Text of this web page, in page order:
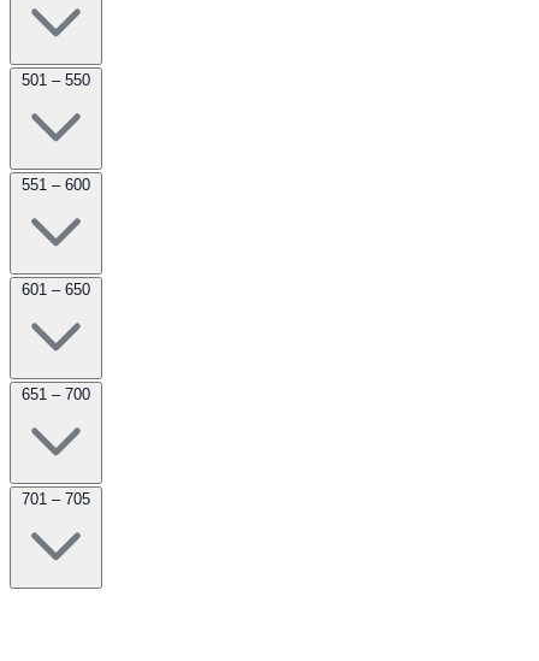
501 – 550
551 – 600
601 – 650
651 – 700
701 – 705